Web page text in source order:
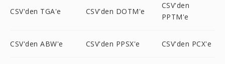
CSV'den TGA'e CSV'den DOTM'e
CSV'den
PPTM'e
CSV'den ABW'e CSV'den PPSX'e CSV'den PCX'e